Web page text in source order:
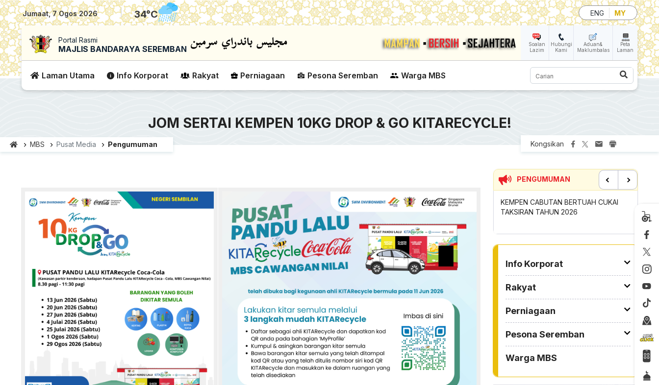
Skip to main content
Jumaat, 7 Ogos 2026 | 34°C ENG MY
Portal Rasmi
MAJLIS BANDARAYA SEREMBAN
Soalan
Lazim
Hubungi
Kami
Aduan&
Maklumbalas
Peta
Laman
Laman Utama Info Korporat Rakyat Perniagaan Pesona Seremban Warga MBS Carian
JOM SERTAI KEMPEN 10KG DROP & GO KITARECYCLE!
MBS Pusat Media Pengumuman Kongsikan
PENGUMUMAN
PERTANDINGAN BOLA JARING PIALA
DATUK BANDAR MAJLIS BANDARAYA
SEREMBAN
KEMPEN CABUTAN BERTUAH CUKAI
TAKSIRAN TAHUN 2026
SUMBANGAN INSENTIF
GOTONG-ROYONG MBS
Info Korporat
Rakyat
Perniagaan
Pesona Seremban
Warga MBS